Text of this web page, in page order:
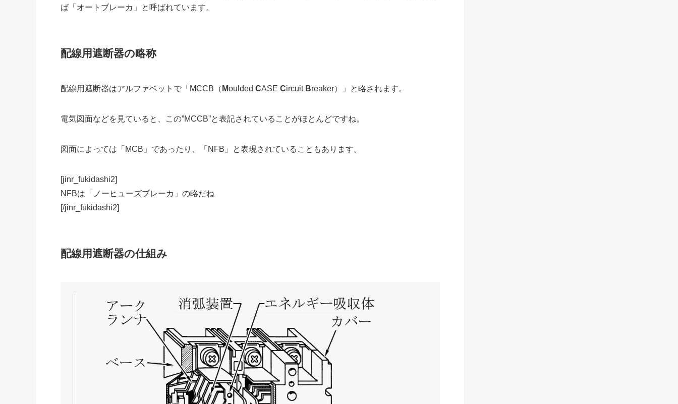
ば「オートブレーカ」と呼ばれています。
配線用遮断器の略称
配線用遮断器はアルファベットで「 MCCB （ Moulded CASE Circuit Breaker）」と略されます。
電気図面などを見ていると、この”MCCB”と表記されていることがほとんどですね。
図面によっては「MCB」であったり、「NFB」と表現されていることもあります。
[jinr_fukidashi2]
NFBは「ノーヒューズブレーカ」の略だね
[/jinr_fukidashi2]
配線用遮断器の仕組み